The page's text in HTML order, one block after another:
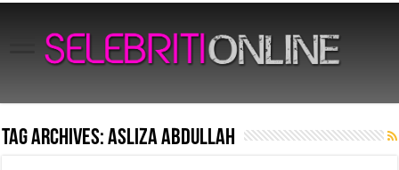
Tag Archives:Asliza Abdullah